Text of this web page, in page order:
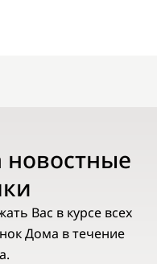
новостные
Вас в курсе всех
Дома в течение